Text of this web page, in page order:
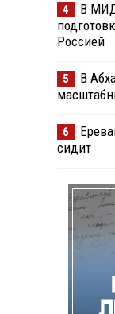
4
В
Россией
5
В
6
сидит